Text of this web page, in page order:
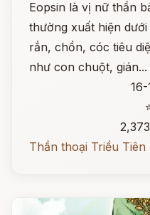
Eopsin là vị nữ thần
thường xuất hiện
rắn, chồn, cóc tiêu
như con chuột, gián...
16-
Thần thoại Triều Tiên